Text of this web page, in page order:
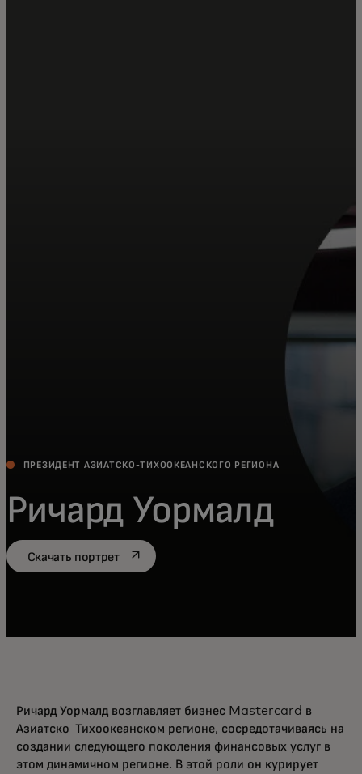
ПРЕЗИДЕНТ АЗИАТСКО-ТИХООКЕАНСКОГО РЕГИОНА
Ричард Уормалд
Скачать портретopens in a new tab
Ричард Уормалд возглавляет бизнес Mastercard в
Азиатско-Тихоокеанском регионе, сосредотачиваясь на
создании следующего поколения финансовых услуг в
этом динамичном регионе. В этой роли он курирует